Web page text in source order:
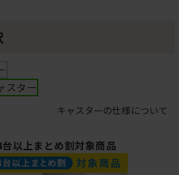
スター
キャスターの仕様について
以上まとめ割対象商品